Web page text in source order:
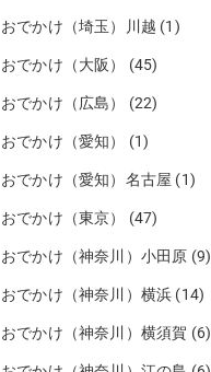
おでかけ（埼玉）川越 (1)
おでかけ（大阪） (45)
おでかけ（広島） (22)
おでかけ（愛知） (1)
おでかけ（愛知）名古屋 (1)
おでかけ（東京） (47)
おでかけ（神奈川）小田原 (9)
おでかけ（神奈川）横浜 (14)
おでかけ（神奈川）横須賀 (6)